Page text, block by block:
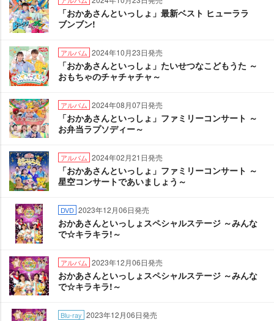
「おかあさんといっしょ」最新ベスト ヒューララ
ブンブン!
アルバム 2024年10月23日発売
「おかあさんといっしょ」たいせつなこどもうた ～
おもちゃのチャチャチャ～
アルバム 2024年08月07日発売
「おかあさんといっしょ」ファミリーコンサート ～
お弁当ラプソディー～
アルバム 2024年02月21日発売
「おかあさんといっしょ」ファミリーコンサート ～
星空コンサートであいましょう～
DVD 2023年12月06日発売
おかあさんといっしょスペシャルステージ ～みんな
で☆キラキラ!～
アルバム 2023年12月06日発売
おかあさんといっしょスペシャルステージ ～みんな
で☆キラキラ!～
Blu-ray 2023年12月06日発売